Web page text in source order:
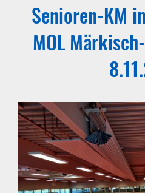
Senioren-KM
MOL